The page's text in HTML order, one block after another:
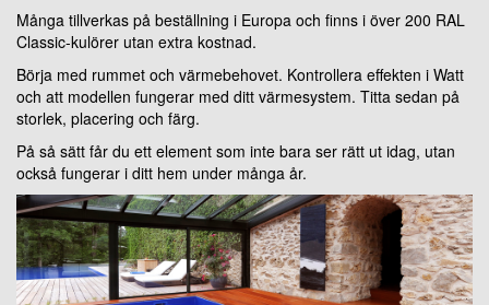
Många tillverkas på beställning i Europa och finns i över 200 RAL
Classic-kulörer utan extra kostnad.
Börja med rummet och värmebehovet. Kontrollera effekten i Watt
och att modellen fungerar med ditt värmesystem. Titta sedan på
storlek, placering och färg.
På så sätt får du ett element som inte bara ser rätt ut idag, utan
också fungerar i ditt hem under många år.